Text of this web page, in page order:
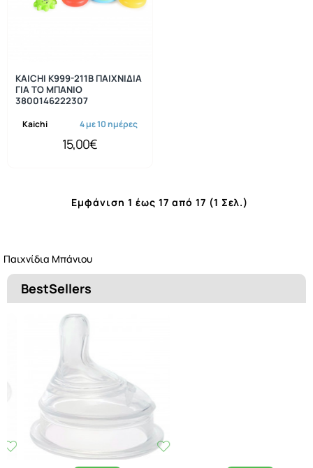
Παιχνίδια Μπάνιου
Kaichi 4 με 10 ημέρες
KAICHI K999-211B ΠΑΙΧΝΙΔΙΑ
ΓΙΑ ΤΟ ΜΠΑΝΙΟ
3800146222307
15,00€
Εμφάνιση 1 έως 17 από 17 (1 Σελ.)
BestSellers